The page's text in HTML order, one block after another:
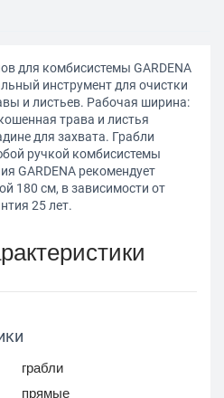
для комбисистемы GARDENA
инструмент для очистки
и листьев. Рабочая ширина:
трава и листья
для захвата. Грабли
ручкой комбисистемы
GARDENA рекомендует
180 см, в зависимости от
25 лет.
грабли
прямые